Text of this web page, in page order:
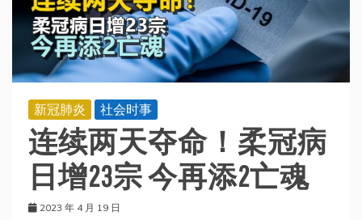
新冠肺炎 社会时事
连续两天夺命！柔冠病
日增23宗 今再添2亡魂
2023 年 4 月 19 日